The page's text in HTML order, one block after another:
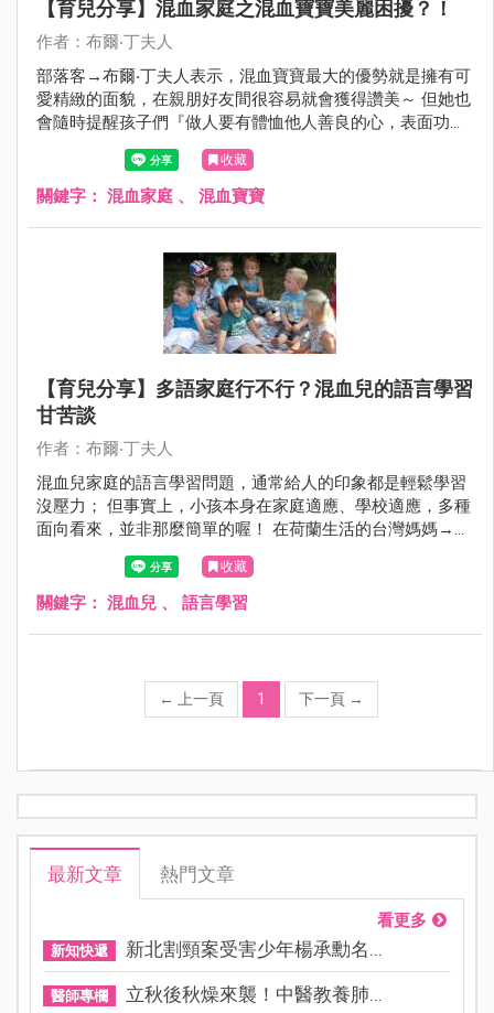
【育兒分享】混血家庭之混血寶寶美麗困擾？！
作者：布爾‧丁夫人
部落客→布爾‧丁夫人表示，混血寶寶最大的優勢就是擁有可
愛精緻的面貌，在親朋好友間很容易就會獲得讚美～ 但她也
會隨時提醒孩子們『做人要有體恤他人善良的心，表面功夫
都是淺顯的，只有真心，才值得永久保存』 真的是位很替孩
子們著想的模範媽咪～對吧：）
收藏
關鍵字： 混血家庭 、 混血寶寶
【育兒分享】多語家庭行不行？混血兒的語言學習
甘苦談
作者：布爾‧丁夫人
混血兒家庭的語言學習問題，通常給人的印象都是輕鬆學習
沒壓力； 但事實上，小孩本身在家庭適應、學校適應，多種
面向看來，並非那麼簡單的喔！ 在荷蘭生活的台灣媽媽→布
爾丁夫人分享了小孩在語言學習路上的甘苦談， 還有給混血
兒媽咪的寶貝語言學習Tips，歡迎抱著輕鬆的心情來看看
喔！
收藏
關鍵字： 混血兒 、 語言學習
← 上一頁 1 下一頁 →
最新文章 熱門文章
看更多
新知快遞 新北割頸案受害少年楊承勳名...
醫師專欄 立秋後秋燥來襲！中醫教養肺...